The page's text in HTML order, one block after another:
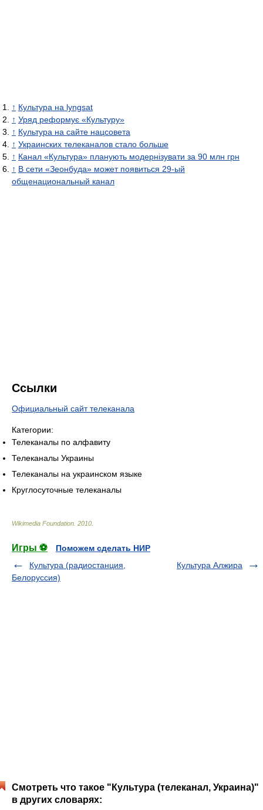
↑ Культура на lyngsat
↑ Уряд реформує «Культуру»
↑ Культура на сайте нацсовета
↑ Украинских телеканалов стало больше
↑ Канал «Культура» планують модернізувати за 90 млн грн
↑ В сети «Зеонбуда» может появиться 29-ый
общенациональный канал
Ссылки
Официальный сайт телеканала
Категории:
Телеканалы по алфавиту
Телеканалы Украины
Телеканалы на украинском языке
Круглосуточные телеканалы
Wikimedia Foundation 2010
Игры ⚽
Поможем сделать НИР
Культура (радиостанция,
Белоруссия)
Культура Алжира
Смотреть что такое "Культура (телеканал, Украина)"
в других словарях: